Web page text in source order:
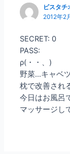
ピスタチ
2012年2
SECRET: 0
PASS:
ρ(・・、)
野菜…キャベ
枕で改善され
今日はお風呂
マッサージし